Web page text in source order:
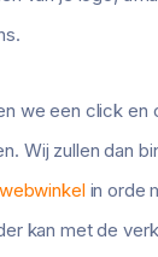
we een click en
Wij zullen dan
webwinkel in orde
kan met de